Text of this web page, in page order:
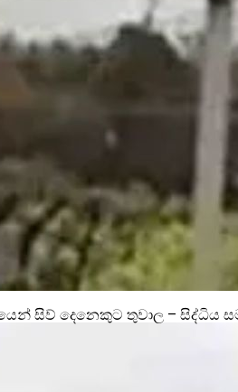
සිව් දෙනෙකුට තුවාල – සිද්ධිය